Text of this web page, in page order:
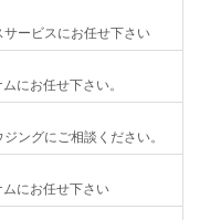
ービスにお任せ下さい
にお任せ下さい。
ングにご相談ください。
にお任せ下さい